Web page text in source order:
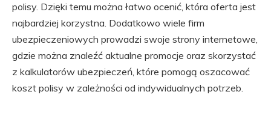
polisy. Dzięki temu można łatwo ocenić, która oferta jest
najbardziej korzystna. Dodatkowo wiele firm
ubezpieczeniowych prowadzi swoje strony internetowe,
gdzie można znaleźć aktualne promocje oraz skorzystać
z kalkulatorów ubezpieczeń, które pomogą oszacować
koszt polisy w zależności od indywidualnych potrzeb.